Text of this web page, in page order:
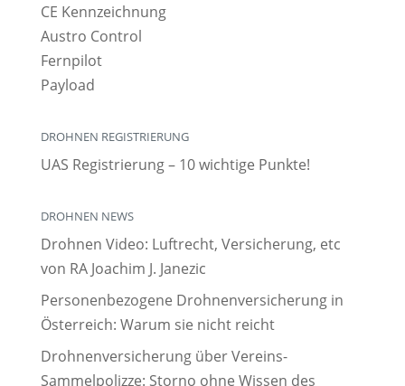
CE Kennzeichnung
Austro Control
Fernpilot
Payload
DROHNEN REGISTRIERUNG
UAS Registrierung – 10 wichtige Punkte!
DROHNEN NEWS
Drohnen Video: Luftrecht, Versicherung, etc
von RA Joachim J. Janezic
Personenbezogene Drohnenversicherung in
Österreich: Warum sie nicht reicht
Drohnenversicherung über Vereins-
Sammelpolizze: Storno ohne Wissen des